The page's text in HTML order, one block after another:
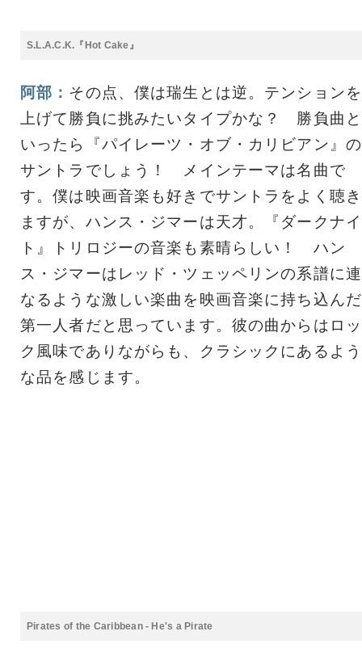
S.L.A.C.K.『Hot Cake』
阿部： その点、僕は瑞生とは逆。テンションを
上げて勝負に挑みたいタイプかな？ 勝負曲と
いったら『パイレーツ・オブ・カリビアン』の
サントラでしょう！ メインテーマは名曲で
す。僕は映画音楽も好きでサントラをよく聴き
ますが、ハンス・ジマーは天才。『ダークナイ
ト』トリロジーの音楽も素晴らしい！ ハン
ス・ジマーはレッド・ツェッペリンの系譜に連
なるような激しい楽曲を映画音楽に持ち込んだ
第一人者だと思っています。彼の曲からはロッ
ク風味でありながらも、クラシックにあるよう
な品を感じます。
Pirates of the Caribbean - He's a Pirate